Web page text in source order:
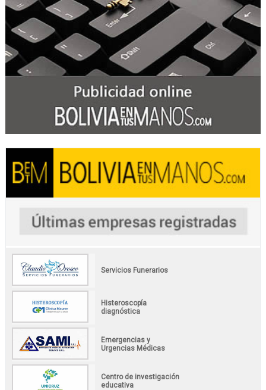
Servicios Funerarios
Histeroscopía
diagnóstica
Emergencias y
Urgencias Médicas
Centro de investigación
educativa